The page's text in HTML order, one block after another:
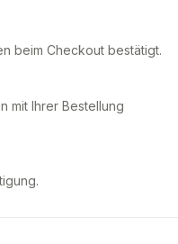
beim Checkout bestätigt.
mit Ihrer Bestellung